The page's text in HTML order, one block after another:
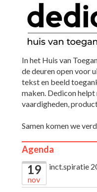
In het Huis van
de deuren open voor
tekst en beeld
maken. Dedicon
vaardigheden,
Samen komen we
Agenda
19
nov
inct.spiratie